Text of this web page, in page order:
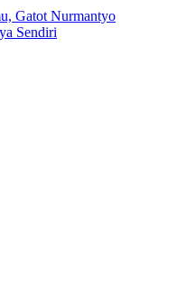
Gatot Nurmantyo
Sendiri